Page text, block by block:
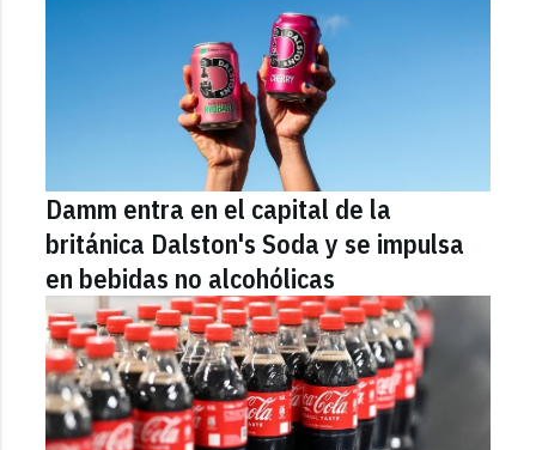
Damm entra en el capital de la
británica Dalston's Soda y se impulsa
en bebidas no alcohólicas